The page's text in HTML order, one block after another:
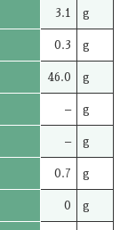
3.1 g
0.3 g
46.0 g
– g
– g
0.7 g
0 g